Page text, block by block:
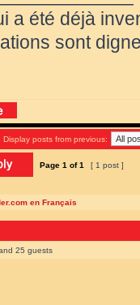
a été déjà
sont
Display posts from previous:
Page 1 of1 [ 1 post ]
en Français
25 guests